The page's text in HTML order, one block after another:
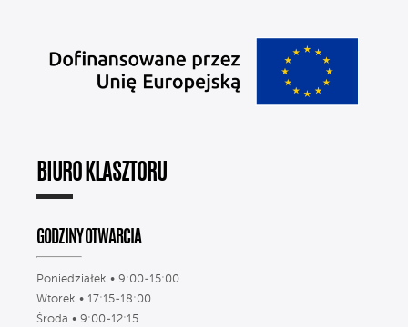
BIURO KLASZTORU
GODZINY OTWARCIA
Poniedziałek • 9:00-15:00
Wtorek • 17:15-18:00
Środa • 9:00-12:15